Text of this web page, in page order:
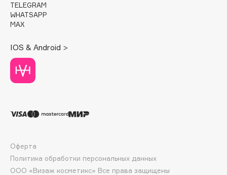
DARLING*
Darphin
Deonica
Dessange
Dior
Dolomit
DP Daily Perfection
Dr. Vranjes Firenze
TELEGRAM
WHATSAPP
MAX
IOS & Android >
ООО «Визаж косметикс» Все права защищены
Оферта
Политика обработки персональных данных